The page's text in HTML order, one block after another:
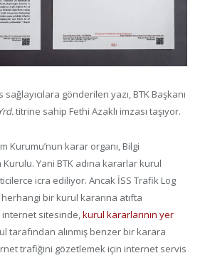
gönderilen yazı, BTK Başkanı
titrine sahip Fethi Azaklı imzası taşıyor.
Kurumu’nun karar organı, Bilgi
Yani BTK adına kararlar kurul
icra ediliyor. Ancak İSS Trafik Log
herhangi bir kurul kararına atıfta
internet sitesinde,kurul kararlarının yer
tarafından alınmış benzer bir karara
trafiğini gözetlemek için internet servis